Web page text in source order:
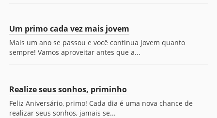
Um primo cada vez mais jovem
Mais um ano se passou e você continua jovem quanto
sempre! Vamos aproveitar antes que a...
Realize seus sonhos, priminho
Feliz Aniversário, primo! Cada dia é uma nova chance de
realizar seus sonhos, jamais se...